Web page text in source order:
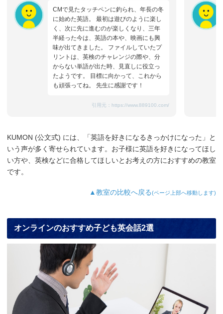
CMで見たタッチペンに釣られ、年長の冬
に始めた英語。 最初は遊びのように楽し
く、次に先に進むのが楽しくなり、三年
半経った今は、英語の本や、映画にも興
味が出てきました。 ファイルしていたプ
リントは、英検のチャレンジの際や、分
からない単語が出た時、見直しに役立っ
たようです。 目標に向かって、これから
も頑張ってね。 先生に感謝です！
引用元： https://www.889100.com/
KUMON (公文式) には、「英語を好きになるきっかけになった」と
いう声が多く寄せられています。お子様に英語を好きになってほし
い方や、英検などに合格してほしいとお考えの方におすすめの教室
です。
▲教室の比較へ戻る(ページ上部へ移動します)
オンラインのおすすめ子ども英会話2選